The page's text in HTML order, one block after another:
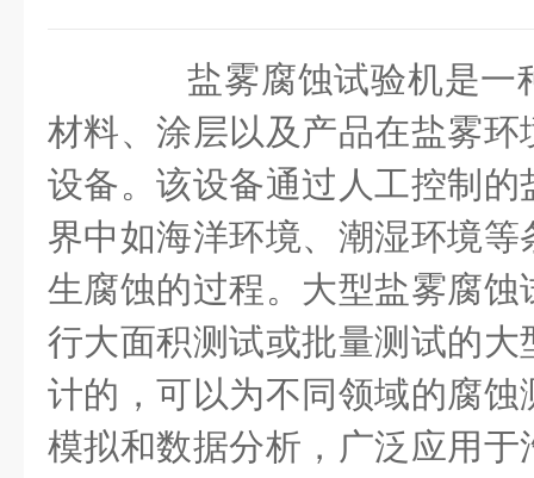
盐雾腐蚀试验机是一
材料、涂层以及产品在盐雾
设备。该设备通过人工控制
界中如海洋环境、潮湿环境
生腐蚀的过程。大型盐雾腐
行大面积测试或批量测试的
计的，可以为不同领域的腐
模拟和数据分析，广泛应用